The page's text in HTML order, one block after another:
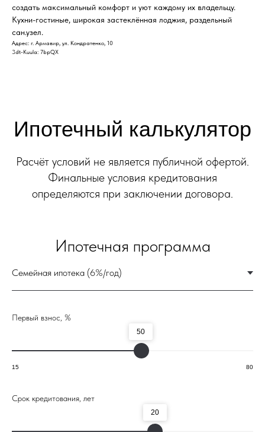
создать максимальный комфорт и уют каждому их владельцу.
Кухни-гостиные, широкая застеклённая лоджия, раздельный
сан.узел.
Адрес: г. Армавир, ул. Кондратенко, 10
3dt-Kuula: 7bpQX
Расчёт условий не является публичной офертой.
Финальные условия кредитования
определяются при заключении договора.
Первый взнос, %
50
15 80
Срок кредитования, лет
20